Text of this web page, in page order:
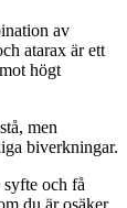
av
atarax är ett
högt
men
biverkningar.
och få